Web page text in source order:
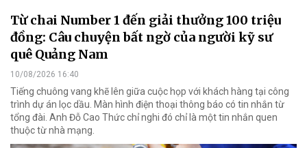
Từ chai Number 1 đến giải thưởng 100 triệu
đồng: Câu chuyện bất ngờ của người kỹ sư
quê Quảng Nam
10/08/2026 16:40
Tiếng chuông vang khẽ lên giữa cuộc họp với khách hàng tại công
trình dự án lọc dầu. Màn hình điện thoại thông báo có tin nhắn từ
tổng đài. Anh Đỗ Cao Thức chỉ nghi đó chỉ là một tin nhắn quen
thuộc từ nhà mạng.